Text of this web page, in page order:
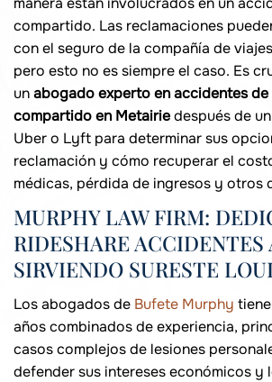
compartido. Las reclamaciones
con el seguro de la compañía de
pero esto no es siempre el caso. Es
unabogado experto en accidentes
compartido en Metairiedespués de
Uber o Lyft para determinar sus
reclamación y cómo recuperar el
médicas, pérdida de ingresos y otros
MURPHY LAW FIRM:
RIDESHARE ACCIDENTES
SIRVIENDO SURESTE
Los abogados de Bufete Murphy
años combinados de experiencia,
casos complejos de lesiones
defender sus intereses económicos y